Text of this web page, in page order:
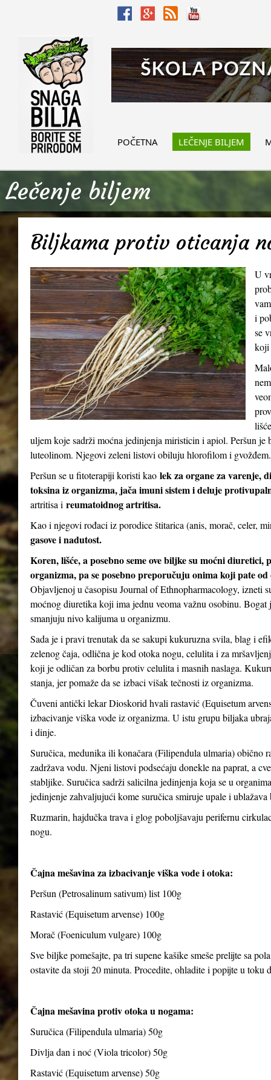
POČETNA LEČENJE BILJEM
Lečenje biljem
Biljkama protiv oticanja
U
i
se
koji
uljem koje sadrži moćna jedinjenja miristicin i apiol. Peršun
luteolinom. Njegovi zeleni listovi obiluju hlorofilom i gvožđem.
Peršun se u fitoterapiji koristi kao lek za organe za varenje,
toksina iz organizma, jača imuni sistem i deluje
artritisa i reumatoidnog artritisa.
Kao i njegovi rođaci iz porodice štitarica (anis, morač, celer,
gasove i nadutost.
Koren, lišće, a posebno seme ove biljke su moćni diuretici,
organizma, pa se posebno preporučuju onima koji pate
Objavljenoj u časopisu Journal of Ethnopharmacology, izneti
moćnog diuretika koji ima jednu veoma važnu osobinu.
smanjuju nivo kalijuma u ​​organizmu.
Sada je i pravi trenutak da se sakupi kukuruzna svila, blag i
zelenog čaja, odlična je kod otoka nogu, celulita i za
koji je odličan za borbu protiv celulita i masnih naslaga.
stanja, jer pomaže da se izbaci višak tečnosti iz organizma.
Čuveni antički lekar Dioskorid hvali rastavić (Equisetum
izbacivanje viška vode iz organizma. U istu grupu biljaka
i dinje.
Suručica, medunika ili konačara (Filipendula ulmaria) obično
zadržava vodu. Njeni listovi podsećaju donekle na paprat, a
stabljike. Suručica sadrži salicilna jedinjenja koja se u
jedinjenje zahvaljujući kome suručica smiruje upale i
Ruzmarin, hajdučka trava i glog poboljšavaju perifernu
nogu.
Čajna mešavina za izbacivanje viška vode i otoka:
Peršun (Petrosalinum sativum) list 100g
Rastavić (Equisetum arvense) 100g
Morač (Foeniculum vulgare) 100g
Sve biljke pomešajte, pa tri supene kašike smeše prelijte sa
ostavite da stoji 20 minuta. Procedite, ohladite i popijte u toku
Čajna mešavina protiv otoka u nogama:
Suručica (Filipendula ulmaria) 50g
Divlja dan i noć (Viola tricolor) 50g
Rastavić (Equisetum arvense) 50g